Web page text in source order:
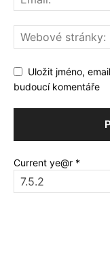
Uložit jméno,
budoucí komentáře
Current ye@r *